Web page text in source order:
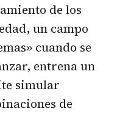
de los
un campo
cuando se
entrena un
simular
de